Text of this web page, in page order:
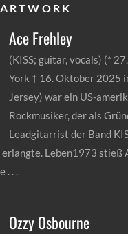
AceFrehley
(KISS; guitar, vocals) (*
York † 16. Oktober 2025
Jersey) war ein US-
Rockmusiker, der als
Leadgitarrist der Band
Leben1973 stieß
OzzyOsbourne